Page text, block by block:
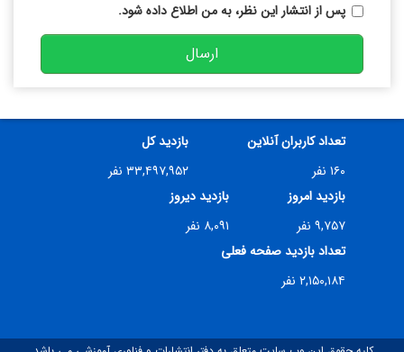
پس از انتشار این نظر، به من اطلاع داده شود.
ارسال
تعداد کاربران آنلاین
۱۶۰ نفر
بازدید کل
۳۳,۴۹۷,۹۵۲ نفر
بازدید امروز
۹,۷۵۷ نفر
بازدید دیروز
۸,۰۹۱ نفر
تعداد بازدید صفحه فعلی
۲,۱۵۰,۱۸۴ نفر